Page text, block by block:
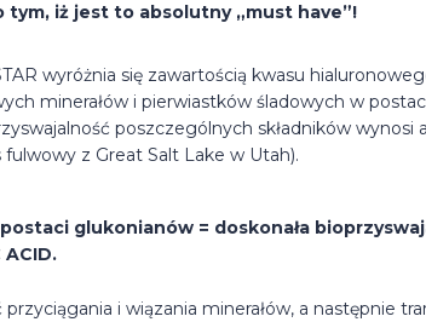
tym, iż jest to absolutny „must have”!
wyróżnia się zawartością kwasu
minerałów i pierwiastków śladowych w
poszczególnych składników wynosi
z Great Salt Lake w Utah).
glukonianów = doskonała
ACID.
i wiązania minerałów, a następnie